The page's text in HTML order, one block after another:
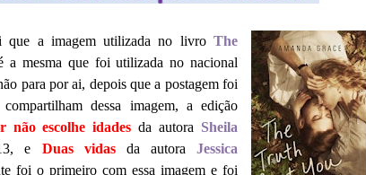
que a imagem utilizada no livroThe
a mesma que foi utilizada no nacional
para por ai, depois que a postagem foi
dessa imagem, a edição
não escolhe idades da autora Sheila
e Duas vidasda autoraJessica
foi o primeiro com essa imagem e foi